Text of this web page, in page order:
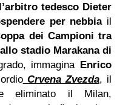
l’arbitro tedesco Dieter
per nebbiail
dei Campioni tra
stadio Marakana di
immagina Enrico
Crvena Zvezda, il
eliminato il Milan,